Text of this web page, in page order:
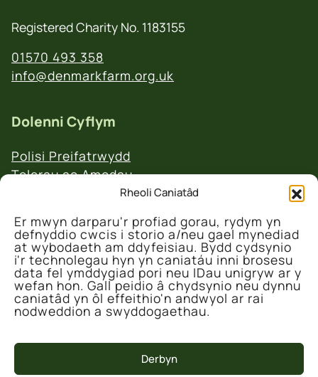
Rheoli Caniatâd
Er mwyn darparu'r profiad gorau, rydym yn
defnyddio cwcis i storio a/neu gael mynediad
at wybodaeth am ddyfeisiau. Bydd cydsynio
i'r technolegau hyn yn caniatáu inni brosesu
data fel ymddygiad pori neu IDau unigryw ar y
wefan hon. Gall peidio â chydsynio neu dynnu
caniatâd yn ôl effeithio'n andwyol ar rai
nodweddion a swyddogaethau.
Derbyn
Registered Charity No. 1183155
01570 493 358
info@denmarkfarm.org.uk
Dolenni Cyflym
Polisi Preifatrwydd
Telerau ac Amodau
Polisi Ad-daliadau a Dychweliadau
© 2026 Canolfan Gadwraeth Fferm Denmarc